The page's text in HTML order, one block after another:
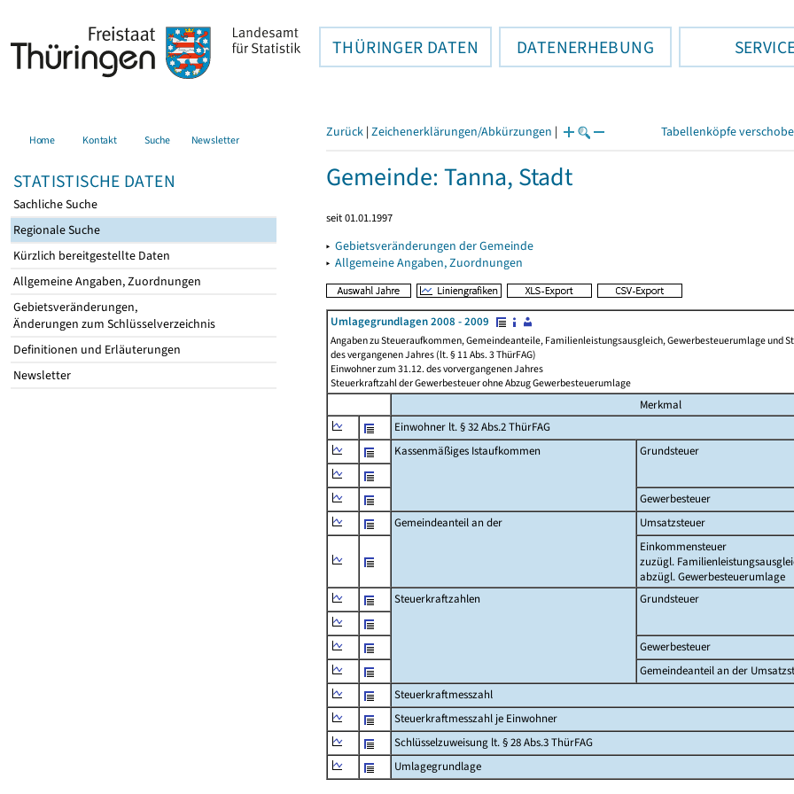
THÜRINGER DATEN DATENERHEBUNG
Home Kontakt Suche Newsletter
STATISTISCHE DATEN
Sachliche Suche
Regionale Suche
Kürzlich bereitgestellte Daten
Allgemeine Angaben, Zuordnungen
Gebietsveränderungen,
Änderungen zum Schlüsselverzeichnis
Definitionen und Erläuterungen
Newsletter
Zurück | Zeichenerklärungen/Abkürzungen | Tabellenköpfe
Gemeinde: Tanna, Stadt
seit 01.01.1997
▸ Gebietsveränderungen der Gemeinde
▸ Allgemeine Angaben, Zuordnungen
Umlagegrundlagen 2008 - 2009
Angaben zu Steueraufkommen, Gemeindeanteile, Familienleistungsausgleich, Gewerbesteuerumlage und
des vergangenen Jahres (lt. § 11 Abs. 3 ThürFAG)
Einwohner zum 31.12. des vorvergangenen Jahres
Steuerkraftzahl der Gewerbesteuer ohne Abzug Gewerbesteuerumlage
Merkmal
Einwohner lt. § 32 Abs.2 ThürFAG
Kassenmäßiges Istaufkommen
Grundsteuer
Gewerbesteuer
Gemeindeanteil an der
Umsatzsteuer
Einkommensteuer
zuzügl.
abzügl. Gewerbesteuerumlage
Steuerkraftzahlen
Grundsteuer
Gewerbesteuer
Gemeindeanteil an der
Steuerkraftmesszahl
Steuerkraftmesszahl je Einwohner
Schlüsselzuweisung lt. § 28 Abs.3 ThürFAG
Umlagegrundlage